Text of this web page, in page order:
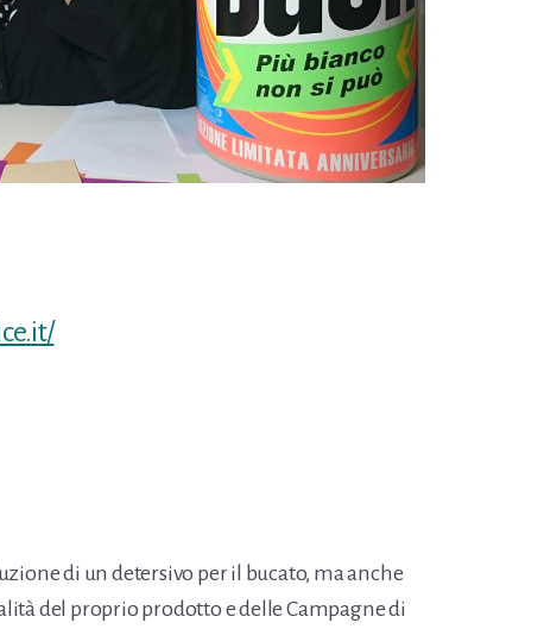
di un detersivo per il bucato, ma anche
del proprio prodotto e delle Campagne di